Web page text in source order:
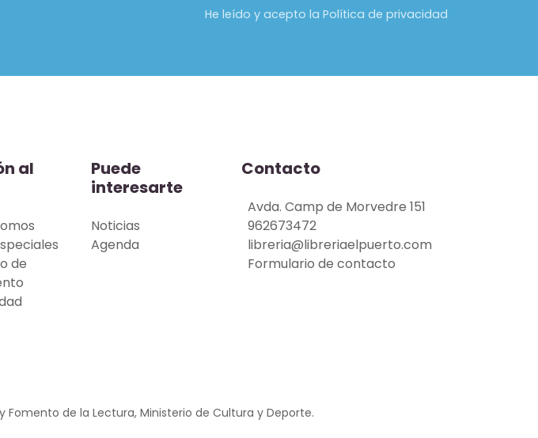
He leído y acepto la Política de privacidad
al
de
Puede
interesarte
Noticias
Agenda
Contacto
Avda. Camp de Morvedre 151
962673472
libreria@libreriaelpuerto.com
Formulario de contacto
de la Lectura, Ministerio de Cultura y Deporte.